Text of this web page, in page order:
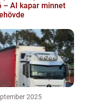
– AI kapar minnet
2025